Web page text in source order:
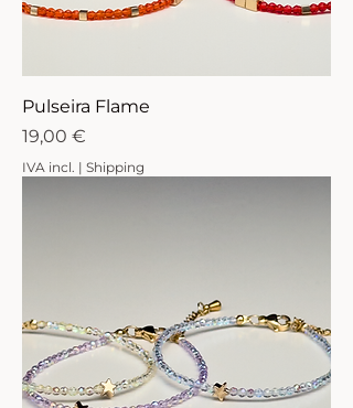
Pulseira Flame
Preço
19,00 €
IVA incl. | Shipping